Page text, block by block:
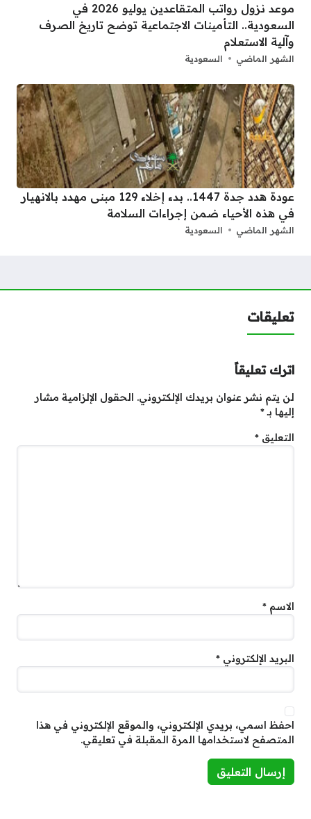
موعد نزول رواتب المتقاعدين يوليو 2026 في
السعودية.. التأمينات الاجتماعية توضح تاريخ الصرف
وآلية الاستعلام
الشهر الماضي السعودية
عودة هدد جدة 1447.. بدء إخلاء 129 مبنى مهدد بالانهيار
في هذه الأحياء ضمن إجراءات السلامة
الشهر الماضي السعودية
تعليقات
اترك تعليقاً
لن يتم نشر عنوان بريدك الإلكتروني. الحقول الإلزامية مشار
إليها بـ*
التعليق *
الاسم *
البريد الإلكتروني *
احفظ اسمي، بريدي الإلكتروني، والموقع الإلكتروني في هذا
المتصفح لاستخدامها المرة المقبلة في تعليقي.